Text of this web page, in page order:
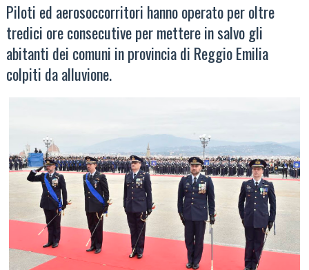
Piloti ed aerosoccorritori hanno operato per oltre
tredici ore consecutive per mettere in salvo gli
abitanti dei comuni in provincia di Reggio Emilia
colpiti da alluvione.